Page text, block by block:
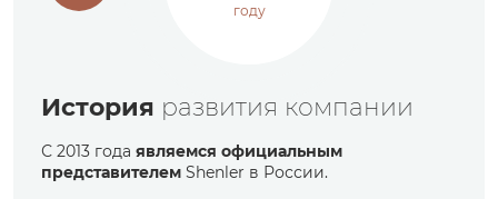
году
2013
История развития компании
С 2013 года являемся официальным
представителем Shenler в России.